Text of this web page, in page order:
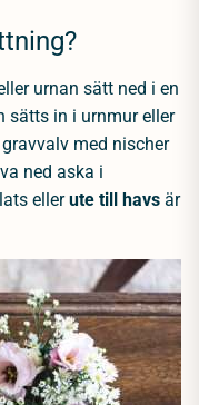
urnan sätt ned i en
sätts in i urnmur eller
med nischer
ned aska i
ellerute till havs är